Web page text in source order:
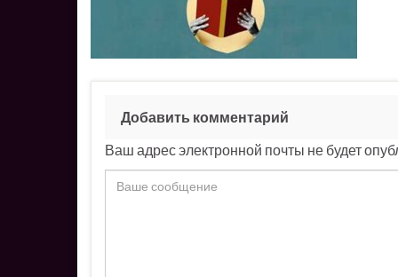
Добавить комментарий
Ваш адрес электронной почты не будет